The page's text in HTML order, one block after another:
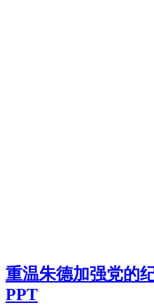
重温朱德加强党的
PPT